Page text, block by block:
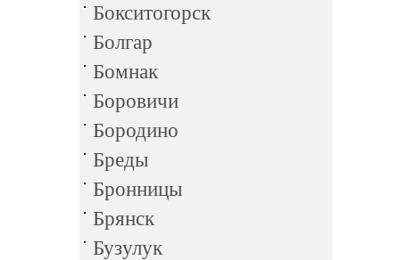
Бокситогорск
Болгар
Бомнак
Боровичи
Бородино
Бреды
Бронницы
Брянск
Бузулук